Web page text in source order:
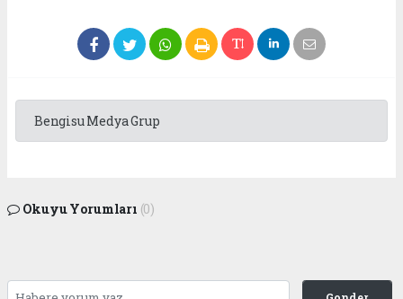
Bengisu Medya Grup
Okuyu Yorumları (0)